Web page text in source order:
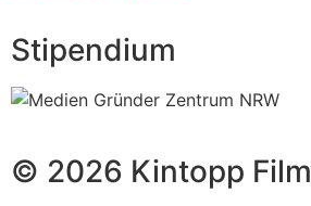
Stipendium
© 2026 Kintopp Film